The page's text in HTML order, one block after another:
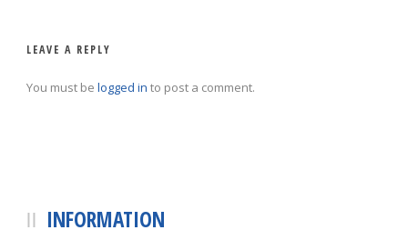
LEAVE A REPLY
You must be logged in to post a comment.
INFORMATION